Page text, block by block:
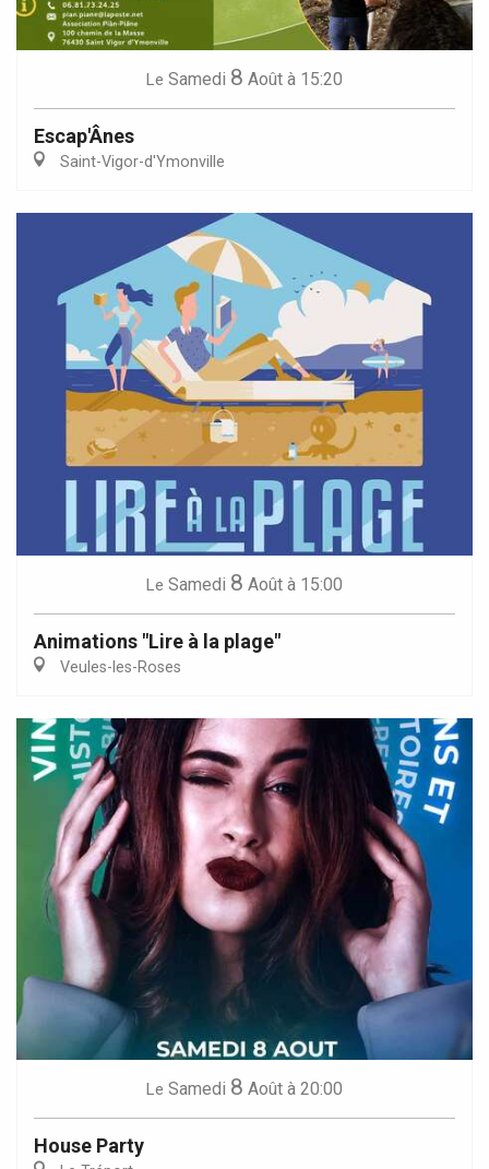
Le Samedi 8 Août à 15:20
Escap'Ânes
Saint-Vigor-d'Ymonville
Le Samedi 8 Août à 15:00
Animations "Lire à la plage"
Veules-les-Roses
Le Samedi 8 Août à 20:00
House Party